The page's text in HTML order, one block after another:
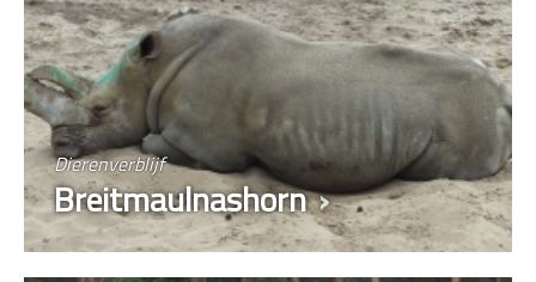
Dierenverblijf
Breitmaulnashorn